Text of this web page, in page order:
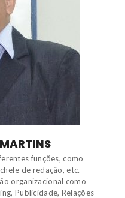
funções, como
de redação, etc.
organizacional como
Publicidade, Relações